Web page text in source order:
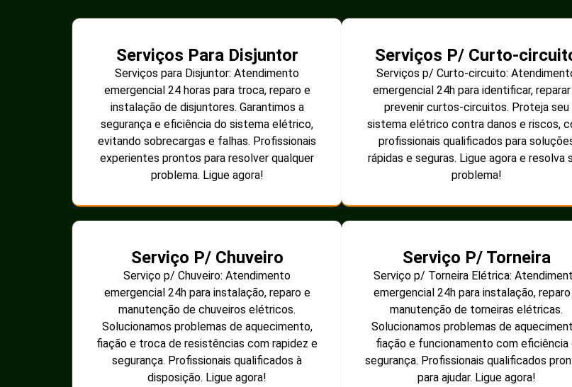
Serviços Para Disjuntor
Serviços para Disjuntor: Atendimento
emergencial 24 horas para troca, reparo e
instalação de disjuntores. Garantimos a
segurança e eficiência do sistema elétrico,
evitando sobrecargas e falhas. Profissionais
experientes prontos para resolver qualquer
problema. Ligue agora!
Serviços P/ Curto-
Serviços p/ Curto-circuito:
emergencial 24h para identificar,
prevenir curtos-circuitos. Proteja seu
sistema elétrico contra danos e riscos,
profissionais qualificados para
rápidas e seguras. Ligue agora e resolva
problema!
Serviço P/ Chuveiro
Serviço p/ Chuveiro: Atendimento
emergencial 24h para instalação, reparo e
manutenção de chuveiros elétricos.
Solucionamos problemas de aquecimento,
fiação e troca de resistências com rapidez e
segurança. Profissionais qualificados à
disposição. Ligue agora!
Serviço P/ Torneira
Serviço p/ Torneira Elétrica:
emergencial 24h para instalação,
manutenção de torneiras elétricas.
Solucionamos problemas de
fiação e funcionamento com eficiência
segurança. Profissionais qualificados
para ajudar. Ligue agora!